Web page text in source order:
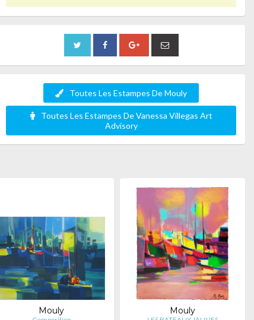
Toutes Les Estampes De Mouly
Toutes Les Estampes De Vanessa Villegas Art
Advisory
Mouly Mouly